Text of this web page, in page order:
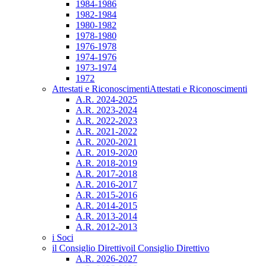
1984-1986
1982-1984
1980-1982
1978-1980
1976-1978
1974-1976
1973-1974
1972
Attestati e RiconoscimentiAttestati e Riconoscimenti
A.R. 2024-2025
A.R. 2023-2024
A.R. 2022-2023
A.R. 2021-2022
A.R. 2020-2021
A.R. 2019-2020
A.R. 2018-2019
A.R. 2017-2018
A.R. 2016-2017
A.R. 2015-2016
A.R. 2014-2015
A.R. 2013-2014
A.R. 2012-2013
i Soci
il Consiglio Direttivoil Consiglio Direttivo
A.R. 2026-2027